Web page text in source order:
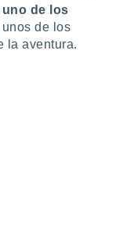
de los
unos de los
la aventura.